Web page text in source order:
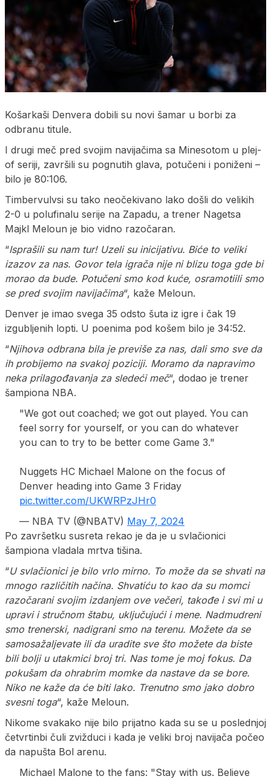
Košarkaši Denvera dobili su novi šamar u borbi za
odbranu titule.
I drugi meč pred svojim navijačima sa Minesotom u plej-
of seriji, završili su pognutih glava, potučeni i poniženi –
bilo je 80:106.
Timbervulvsi su tako neočekivano lako došli do velikih
2-0 u polufinalu serije na Zapadu, a trener Nagetsa
Majkl Meloun je bio vidno razočaran.
“Isprašili su nam tur! Uzeli su inicijativu. Biće to veliki
izazov za nas. Govor tela igrača nije ni blizu toga gde bi
morao da bude. Potučeni smo kod kuće, osramotiili smo
se pred svojim navijačima“, kaže Meloun.
Denver je imao svega 35 odsto šuta iz igre i čak 19
izgubljenih lopti. U poenima pod košem bilo je 34:52.
“Njihova odbrana bila je previše za nas, dali smo sve da
ih probijemo na svakoj poziciji. Moramo da napravimo
neka prilagođavanja za sledeći meč“, dodao je trener
šampiona NBA.
"We got out coached; we got out played. You can
feel sorry for yourself, or you can do whatever
you can to try to be better come Game 3."
Nuggets HC Michael Malone on the focus of
Denver heading into Game 3 Friday
pic.twitter.com/UKWRPzJHr0
— NBA TV (@NBATV) May 7, 2024
Po završetku susreta rekao je da je u svlačionici
šampiona vladala mrtva tišina.
“U svlačionici je bilo vrlo mirno. To može da se shvati na
mnogo različitih načina. Shvatiću to kao da su momci
razočarani svojim izdanjem ove večeri, takođe i svi mi u
upravi i stručnom štabu, uključujući i mene. Nadmudreni
smo trenerski, nadigrani smo na terenu. Možete da se
samosažaljevate ili da uradite sve što možete da biste
bili bolji u utakmici broj tri. Nas tome je moj fokus. Da
pokušam da ohrabrim momke da nastave da se bore.
Niko ne kaže da će biti lako. Trenutno smo jako dobro
svesni toga“, kaže Meloun.
Nikome svakako nije bilo prijatno kada su se u poslednjoj
četvrtinbi čuli zvižduci i kada je veliki broj navijača počeo
da napušta Bol arenu.
Michael Malone to the fans: "Stay with us. Believe